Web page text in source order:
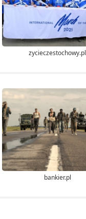
zycieczestochowy.pl
bankier.pl